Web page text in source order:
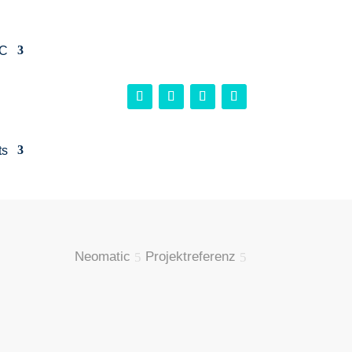
Neomatic 5 Projektreferenz 5